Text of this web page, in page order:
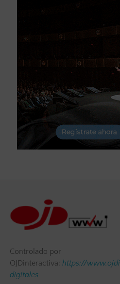
Controlado por
OJDinteractiva: https://
digitales